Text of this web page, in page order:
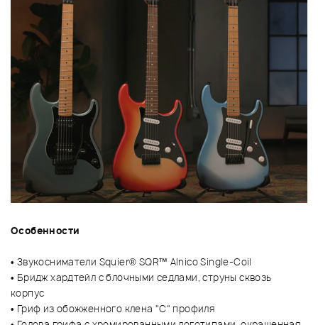
Особенности
• Звукосниматели Squier® SQR™ Alnico Single-Coil
• Бридж хардтейл с блочными седлами, струны сквозь
корпус
• Гриф из обожженного клена "С" профиля